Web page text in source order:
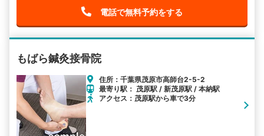
電話で無料予約をする
もばら鍼灸接骨院
住所：千葉県茂原市高師台2-5-2
最寄り駅： 茂原駅 / 新茂原駅 / 本納駅
アクセス：茂原駅から車で3分